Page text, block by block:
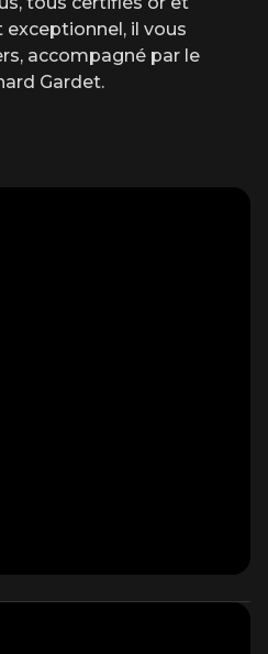
exceptionnel, il vous
accompagné par le
Gardet.